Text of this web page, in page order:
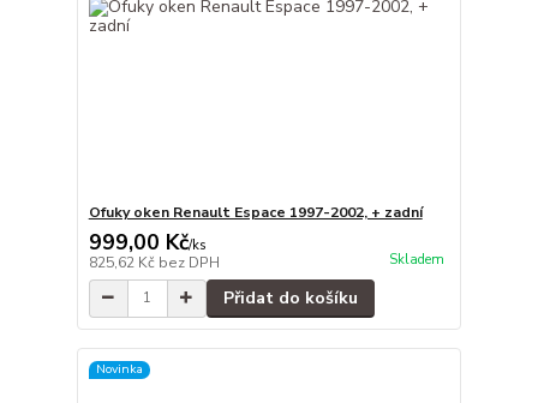
Ofuky oken Renault Espace 1997-2002, + zadní
999,00 Kč/ks
825,62 Kč bez DPH Skladem
Přidat do košíku
Novinka